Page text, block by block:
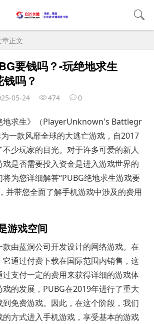
章正文
要钱吗？-玩绝地求生
吗？
05-24 474 0
地求生》（PlayerUnknown's Battlegr
一款风靡全球的大逃亡游戏，自2017
少玩家的目光。对于许多可爱的新人
是否需要投入资金是进入游戏世界的
为您详细解答“PUBG绝地求生游戏要
并带您全面了解手机游戏中涉及的费用
游戏空间
款由蓝洞公司开发设计的网络游戏。在
通过付费下载在国际范围内销售，这
支付一定的费用来获得详细的游戏体
的发展，PUBG在2019年进行了重大
免费游戏。因此，在这个阶段，我们
方式进入手机游戏，享受基本的游戏